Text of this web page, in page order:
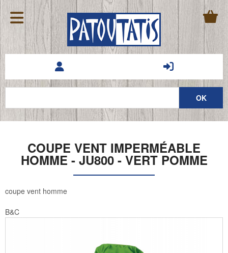
COUPE VENT IMPERMÉABLE
HOMME - JU800 - VERT POMME
coupe vent homme
B&C